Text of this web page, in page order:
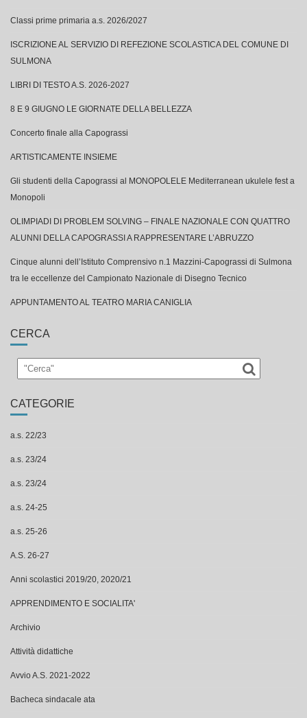
Classi prime primaria a.s. 2026/2027
ISCRIZIONE AL SERVIZIO DI REFEZIONE SCOLASTICA DEL COMUNE DI
SULMONA
LIBRI DI TESTO A.S. 2026-2027
8 E 9 GIUGNO LE GIORNATE DELLA BELLEZZA
Concerto finale alla Capograssi
ARTISTICAMENTE INSIEME
Gli studenti della Capograssi al MONOPOLELE Mediterranean ukulele fest a
Monopoli
OLIMPIADI DI PROBLEM SOLVING – FINALE NAZIONALE CON QUATTRO
ALUNNI DELLA CAPOGRASSI A RAPPRESENTARE L’ABRUZZO
Cinque alunni dell’Istituto Comprensivo n.1 Mazzini-Capograssi di Sulmona
tra le eccellenze del Campionato Nazionale di Disegno Tecnico
APPUNTAMENTO AL TEATRO MARIA CANIGLIA
CERCA
CATEGORIE
a.s. 22/23
a.s. 23/24
a.s. 23/24
a.s. 24-25
a.s. 25-26
A.S. 26-27
Anni scolastici 2019/20, 2020/21
APPRENDIMENTO E SOCIALITA'
Archivio
Attività didattiche
Avvio A.S. 2021-2022
Bacheca sindacale ata